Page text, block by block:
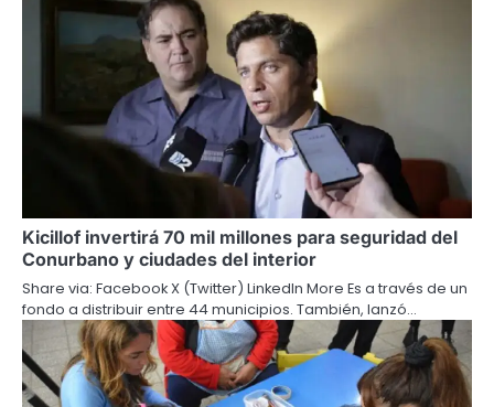
Kicillof invertirá 70 mil millones para seguridad del
Conurbano y ciudades del interior
Share via: Facebook X (Twitter) LinkedIn More Es a través de un
fondo a distribuir entre 44 municipios. También, lanzó…